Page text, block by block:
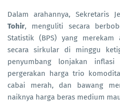
Dalam arahannya, Sekretaris
Tohir, menguliti secara
Statistik (BPS) yang
secara sirkular di minggu
penyumbang lonjakan
pergerakan harga trio
cabai merah, dan bawang
naiknya harga beras medium